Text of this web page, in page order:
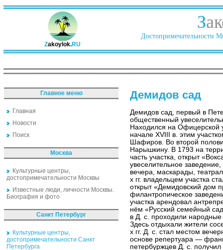
Zakoylok.RU
З
Достопримечательности
Главное меню
Главная
Новости
Поиск
Москва
Культурные центры,
достопримечательности Москвы
Известные люди, личности Москвы.
Биография и фото
Санкт Петербург
Культурные центры,
достопримечательности Санкт
Петербурга
Демидов сад
Демидов сад, первый в
общественный
Находился на Офицерской
начале XVIII в. этим
Шафиров. Во второй
Нарышкину. В 1793 на
часть участка, открыт
увеселительное
вечера, маскарады,
х гг. владельцем участка
открыт «Демидовский дом
филантропическое
участка арендовал
нём «Русский семейный
в Д. с. проходили народные
Здесь отдыхали жители
х гг. Д. с. стал местом
основе репертуара —
петербуржцев Д. с.